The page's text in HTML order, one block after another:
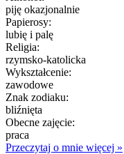
piję okazjonalnie
Papierosy:
lubię i palę
Religia:
rzymsko-katolicka
Wykształcenie:
zawodowe
Znak zodiaku:
bliźnięta
Obecne zajęcie:
praca
Przeczytaj o mnie więcej »